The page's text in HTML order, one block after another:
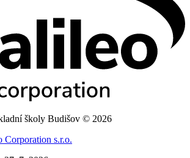
školy Budišov © 2026
Corporation s.r.o.